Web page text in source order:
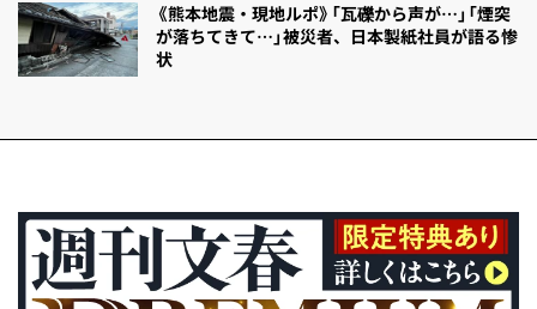
《熊本地震・現地ルポ》「瓦礫から声が…」「煙突
が落ちてきて…」被災者、日本製紙社員が語る惨
状